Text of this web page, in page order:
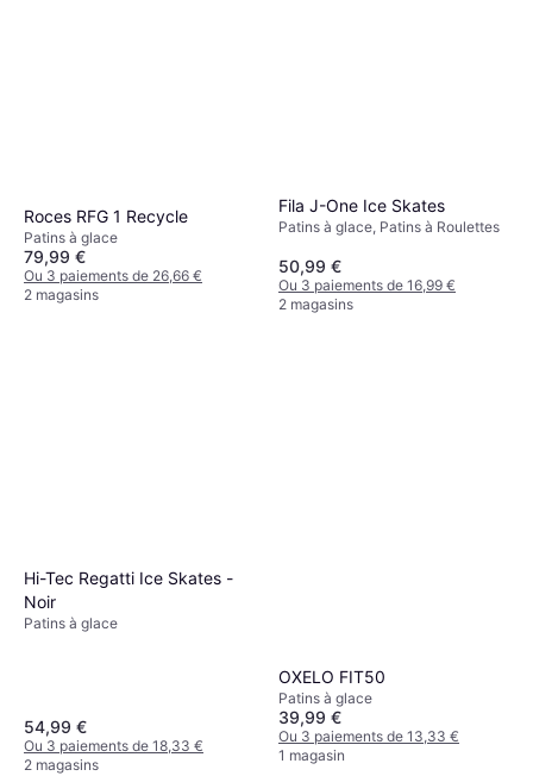
Roces RFG 1 Recycle
Patins à glace
79,99 €
Ou 3 paiements de 26,66 €
2 magasins
Fila J-One Ice Skates
Patins à glace, Patins à Roulettes
50,99 €
Ou 3 paiements de 16,99 €
2 magasins
Hi-Tec Regatti Ice Skates -
Noir
Patins à glace
54,99 €
Ou 3 paiements de 18,33 €
2 magasins
OXELO FIT50
Patins à glace
39,99 €
Ou 3 paiements de 13,33 €
1 magasin